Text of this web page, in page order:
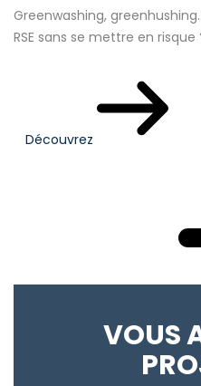
Greenwashing,
RSE sans se mettre en risque
Découvrez
VOUS